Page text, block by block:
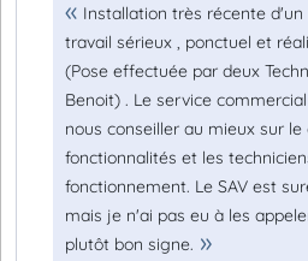
Installation très récente d'un
travail sérieux , ponctuel et
(Pose effectuée par deux
Benoit) . Le service
nous conseiller au mieux sur
fonctionnalités et les
fonctionnement. Le SAV est
mais je n'ai pas eu à les
plutôt bon signe.